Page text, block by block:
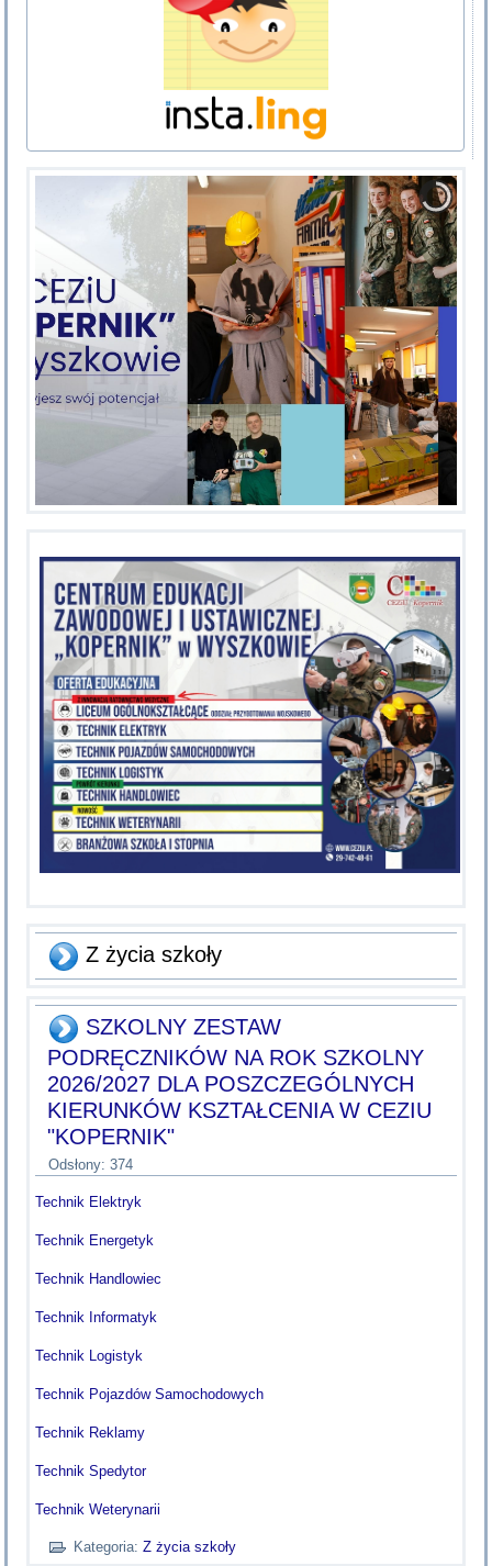
Z życia szkoły
SZKOLNY ZESTAW
PODRĘCZNIKÓW NA ROK SZKOLNY
2026/2027 DLA POSZCZEGÓLNYCH
KIERUNKÓW KSZTAŁCENIA W CEZIU
"KOPERNIK"
Odsłony: 374
Technik Elektryk
Technik Energetyk
Technik Handlowiec
Technik Informatyk
Technik Logistyk
Technik Pojazdów Samochodowych
Technik Reklamy
Technik Spedytor
Technik Weterynarii
Kategoria:Z życia szkoły